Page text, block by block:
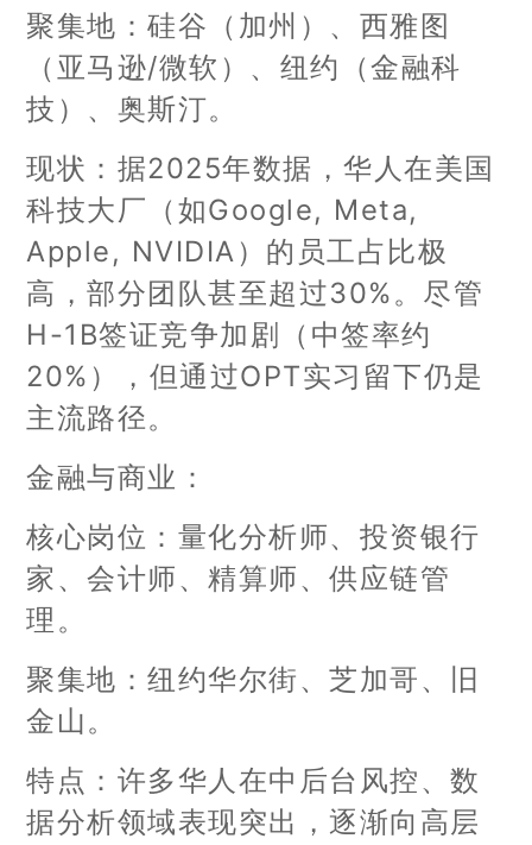
聚集地：硅谷（加州）、西雅图
（亚马逊/微软）、纽约（金融科
技）、奥斯汀。
现状：据2025年数据，华人在美国
科技大厂（如Google, Meta,
Apple, NVIDIA）的员工占比极
高，部分团队甚至超过30%。尽管
H-1B签证竞争加剧（中签率约
20%），但通过OPT实习留下仍是
主流路径。
金融与商业：
核心岗位：量化分析师、投资银行
家、会计师、精算师、供应链管
理。
聚集地：纽约华尔街、芝加哥、旧
金山。
特点：许多华人在中后台风控、数
据分析领域表现突出，逐渐向高层